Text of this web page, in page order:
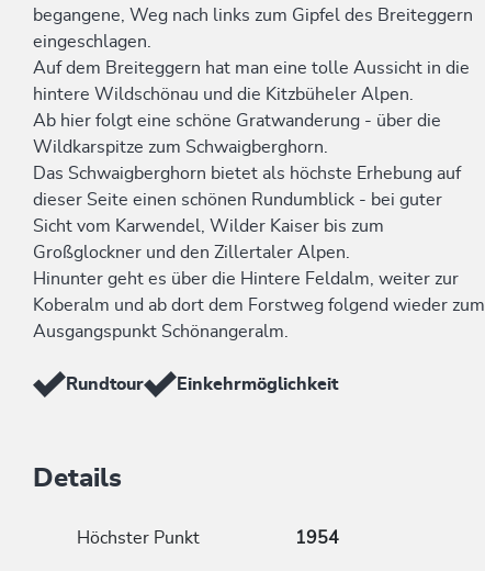
begangene, Weg nach links zum Gipfel des Breiteggern
eingeschlagen.
Auf dem Breiteggern hat man eine tolle Aussicht in die
hintere Wildschönau und die Kitzbüheler Alpen.
Ab hier folgt eine schöne Gratwanderung - über die
Wildkarspitze zum Schwaigberghorn.
Das Schwaigberghorn bietet als höchste Erhebung auf
dieser Seite einen schönen Rundumblick - bei guter
Sicht vom Karwendel, Wilder Kaiser bis zum
Großglockner und den Zillertaler Alpen.
Hinunter geht es über die Hintere Feldalm, weiter zur
Koberalm und ab dort dem Forstweg folgend wieder zum
Ausgangspunkt Schönangeralm.
Rundtour Einkehrmöglichkeit
Details
Höchster Punkt 1954